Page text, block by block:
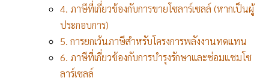
4. ภาษีที่เกี่ยวข้องกับการขายโซลาร์เซลล์ (หากเป็นผู้
ประกอบการ)
5. การยกเว้นภาษีสำหรับโครงการพลังงานทดแทน
6. ภาษีที่เกี่ยวข้องกับการบำรุงรักษาและซ่อมแซมโซ
ลาร์เซลล์